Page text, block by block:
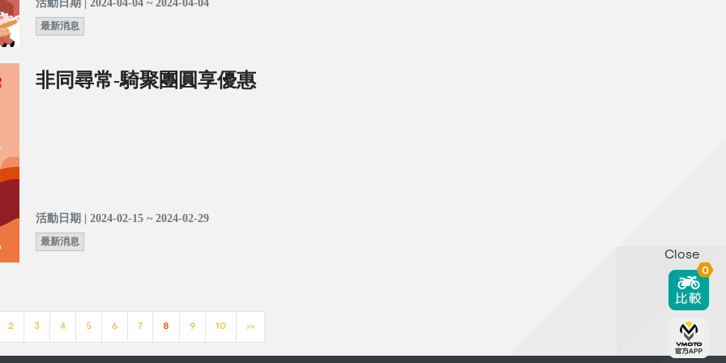
活動日期 | 2024-04-04 ~ 2024-04-04
最新消息
非同尋常-騎聚團圓享優惠
活動日期 | 2024-02-15 ~ 2024-02-29
最新消息
2 3 4 5 6 7 8 9 10 >>
Close
0